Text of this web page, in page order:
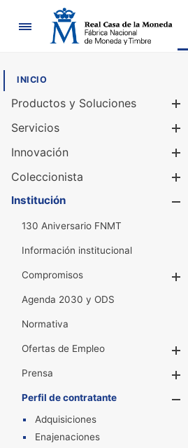
Navegación
INICIO
Productos y Soluciones
Servicios
Innovación
Coleccionista
Institución
130 Aniversario FNMT
Información institucional
Compromisos
Agenda 2030 y ODS
Normativa
Ofertas de Empleo
Prensa
Perfil de contratante
Adquisiciones
Enajenaciones